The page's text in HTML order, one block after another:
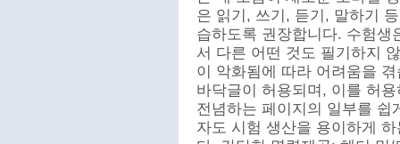
은 읽기, 쓰기, 듣기, 말하기
습하도록 권장합니다. 수험생
서 다른 어떤 것도 필기하지
이 악화됨에 따라 어려움을
바닥글이 허용되며, 이를 허
전념하는 페이지의 일부를 쉽
자도 시험 생산을 용이하게